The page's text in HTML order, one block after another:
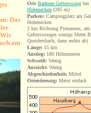
Das
Wir
am
Ort: Badesee Gelterswoog bei
Hohenecken (285 m)
Parken: Campingplatz am
Hohenecken
2 km Richtung Pirmasens, am
Gelterswooges wenige Meter
Queidersbach, dann rechts ab)
Länge: 15 km
Anstieg: 180 Höhenmeter
Schweiß: Wenig
Aussicht: Wenig
Abgeschiedenheit: Mittel
Orientierung: Meist einfach